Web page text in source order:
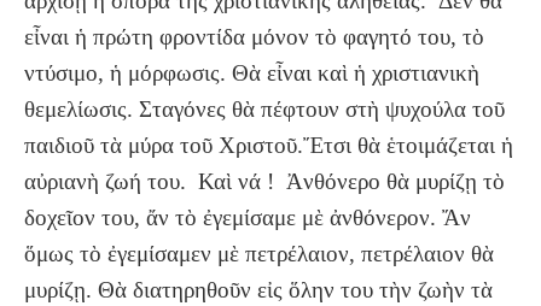
εἶναι ἡ πρώτη φροντίδα μόνον τὸ φαγητό του, τὸ
ντύσιμο, ἡ μόρφωσις. Θὰ εἶναι καὶ ἡ χριστιανικὴ
θεμελίωσις. Σταγόνες θὰ πέφτουν στὴ ψυχούλα τοῦ
παιδιοῦ τὰ μύρα τοῦ Χριστοῦ.Ἔτσι θὰ ἑτοιμάζεται ἡ
αὐριανὴ ζωή του. Καὶ νά ! Ἀνθόνερο θὰ μυρίζῃ τὸ
δοχεῖον του, ἄν τὸ ἐγεμίσαμε μὲ ἀνθόνερον. Ἄν
ὅμως τὸ ἐγεμίσαμεν μὲ πετρέλαιον, πετρέλαιον θὰ
μυρίζῃ. Θὰ διατηρηθοῦν εἰς ὅλην του τὴν ζωὴν τὰ